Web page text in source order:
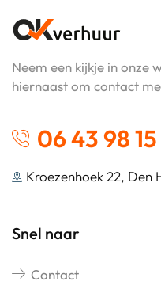
Neem een kijkje in onze
hiernaast om contact
06 43 98
Kroezenhoek 22, Den
Snel naar
Contact